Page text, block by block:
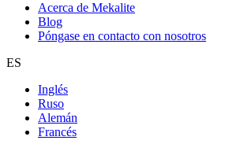
Acerca de Mekalite
Blog
Póngase en contacto con nosotros
ES
Inglés
Ruso
Alemán
Francés